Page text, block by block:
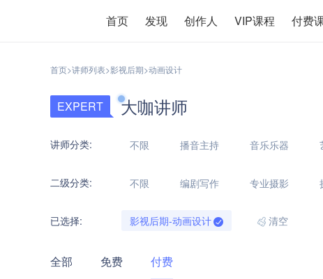
首页 发现 创作人 VIP课程 付费
首页>讲师列表>影视后期>动画设计
EXPERT 大咖讲师
讲师分类: 不限 播音主持 音乐乐器
二级分类: 不限 编剧写作 专业摄影
已选择: 影视后期-动画设计 清空
全部 免费 付费